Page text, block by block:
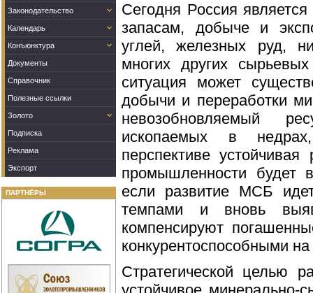
Законодательство
Календарь
Конъюнктура
Документы
Справочник
Полезные ссылки
Золото
Подписка
Реклама
Экспорт
ПАРТНЁРЫ
Сегодня Россия
запасам, добыче и
углей, железных руд,
многих других
ситуация может
добычи и переработки
невозобновляемый
ископаемых в
перспективе
промышленности будет
если развитие МСБ
темпами и вновь
компенсируют
конкурентоспособными
Стратегической целью